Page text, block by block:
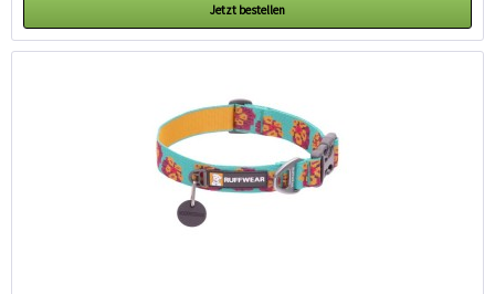
Jetzt bestellen